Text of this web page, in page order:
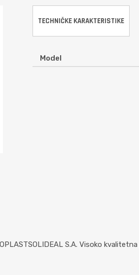
TECHNIČKE KARAKTERISTIKE
Model
S.A. Visoko